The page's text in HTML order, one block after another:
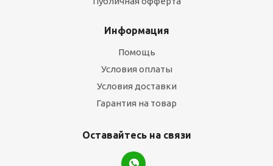
Информация
Помощь
Условия оплаты
Условия доставки
Гарантия на товар
Оставайтесь на связи